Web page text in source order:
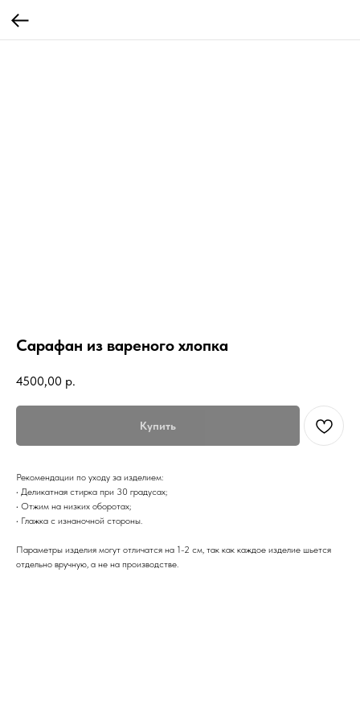
Сарафан из вареного хлопка
4500,00 р.
Купить
Рекомендации по уходу за изделием:
• Деликатная стирка при 30 градусах;
• Отжим на низких оборотах;
• Глажка с изнаночной стороны.
Параметры изделия могут отличатся на 1-2 см, так как каждое изделие шьется
отдельно вручную, а не на производстве.